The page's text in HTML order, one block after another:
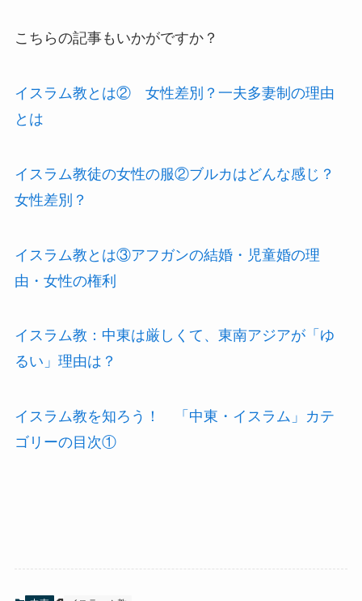
こちらの記事もいかがですか？
イスラム教とは② 女性差別？一夫多妻制の理由
とは
イスラム教徒の女性の服②ブルカはどんな感じ？
女性差別？
イスラム教とは③アフガンの結婚・児童婚の理
由・女性の権利
イスラム教：中東は厳しくて、東南アジアが「ゆ
るい」理由は？
イスラム教を知ろう！ 「中東・イスラム」カテ
ゴリーの目次①